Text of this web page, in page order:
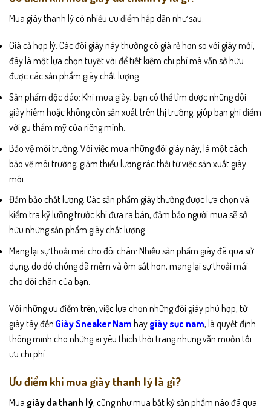
Mua giày thanh lý có nhiều ưu điểm hấp dẫn như sau:
Giá cả hợp lý: Các đôi giày này thường có giá rẻ hơn so với giày mới,
đây là một lựa chọn tuyệt vời để tiết kiệm chi phí mà vẫn sở hữu
được các sản phẩm giày chất lượng.
Sản phẩm độc đáo: Khi mua giày, bạn có thể tìm được những đôi
giày hiếm hoặc không còn sản xuất trên thị trường, giúp bạn ghi điểm
với gu thẩm mỹ của riêng mình.
Bảo vệ môi trường: Với việc mua những đôi giày này, là một cách
bảo vệ môi trường, giảm thiểu lượng rác thải từ việc sản xuất giày
mới.
Đảm bảo chất lượng: Các sản phẩm giày thường được lựa chọn và
kiểm tra kỹ lưỡng trước khi đưa ra bán, đảm bảo người mua sẽ sở
hữu những sản phẩm giày chất lượng.
Mang lại sự thoải mái cho đôi chân: Nhiều sản phẩm giày đã qua sử
dụng, do đó chúng đã mềm và ôm sát hơn, mang lại sự thoải mái
cho đôi chân của bạn.
Với những ưu điểm trên, việc lựa chọn những đôi giày phù hợp, từ
giày tây đến Giày Sneaker Nam hay giày sục nam, là quyết định
thông minh cho những ai yêu thích thời trang nhưng vẫn muốn tối
ưu chi phí.
Ưu điểm khi mua giày thanh lý là gì?
Mua giày da thanh lý, cũng như mua bất kỳ sản phẩm nào đã qua